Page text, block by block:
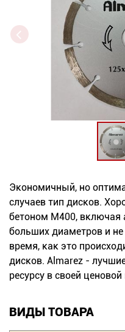
Документация
Оформление заказа
Оплата и доставка
(831)
282-
01-
01
Экономичный, но
случаев тип дисков.
бетоном М400, включая
больших диаметров и не
время, как это
дисков. Almarez -
ресурсу в своей ценовой
ВИДЫ ТОВАРА